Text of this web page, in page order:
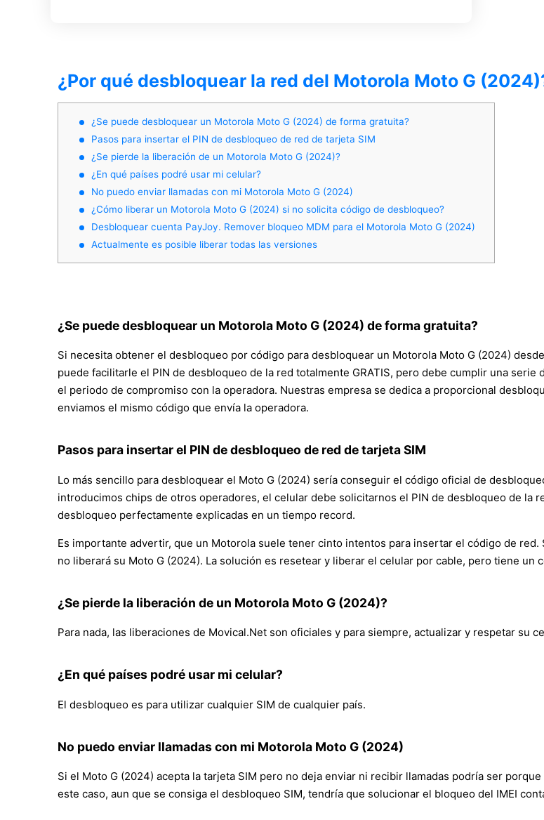
¿Por qué desbloquear la red del Motorola Moto G
¿Se puede desbloquear un Motorola Moto G (2024) de forma gratuita?
Pasos para insertar el PIN de desbloqueo de red de tarjeta SIM
¿Se pierde la liberación de un Motorola Moto G (2024)?
¿En qué países podré usar mi celular?
No puedo enviar llamadas con mi Motorola Moto G (2024)
¿Cómo liberar un Motorola Moto G (2024) si no solicita código de desbloqueo?
Desbloquear cuenta PayJoy. Remover bloqueo MDM para el Motorola Moto G (2024)
Actualmente es posible liberar todas las versiones
¿Se puede desbloquear un Motorola Moto G (2024) de forma gratuita?
Si necesita obtener el desbloqueo por código para desbloquear un Motorola Moto G (2024)
puede facilitarle el PIN de desbloqueo de la red totalmente GRATIS, pero debe cumplir una
el periodo de compromiso con la operadora. Nuestras empresa se dedica a proporcional
enviamos el mismo código que envía la operadora.
Pasos para insertar el PIN de desbloqueo de red de tarjeta SIM
Lo más sencillo para desbloquear el Moto G (2024) sería conseguir el código oficial de
introducimos chips de otros operadores, el celular debe solicitarnos el PIN de desbloqueo de la
desbloqueo perfectamente explicadas en un tiempo record.
Es importante advertir, que un Motorola suele tener cinto intentos para insertar el código de
no liberará su Moto G (2024). La solución es resetear y liberar el celular por cable, pero tiene un
¿Se pierde la liberación de un Motorola Moto G (2024)?
Para nada, las liberaciones de Movical.Net son oficiales y para siempre, actualizar y respetar su
¿En qué países podré usar mi celular?
El desbloqueo es para utilizar cualquier SIM de cualquier país.
No puedo enviar llamadas con mi Motorola Moto G (2024)
Si el Moto G (2024) acepta la tarjeta SIM pero no deja enviar ni recibir llamadas podría ser
este caso, aun que se consiga el desbloqueo SIM, tendría que solucionar el bloqueo del IMEI